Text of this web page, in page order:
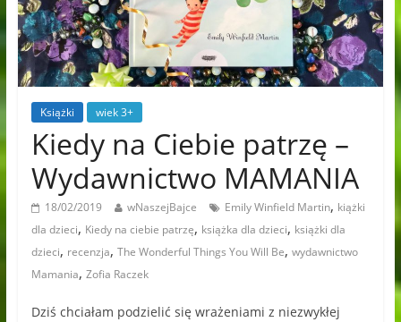
Książki wiek 3+
Kiedy na Ciebie patrzę –
Wydawnictwo MAMANIA
18/02/2019 wNaszejBajce Emily Winfield Martin, kiążki
dla dzieci, Kiedy na ciebie patrzę, książka dla dzieci, książki dla
dzieci, recenzja, The Wonderful Things You Will Be, wydawnictwo
Mamania, Zofia Raczek
Dziś chciałam podzielić się wrażeniami z niezwykłej